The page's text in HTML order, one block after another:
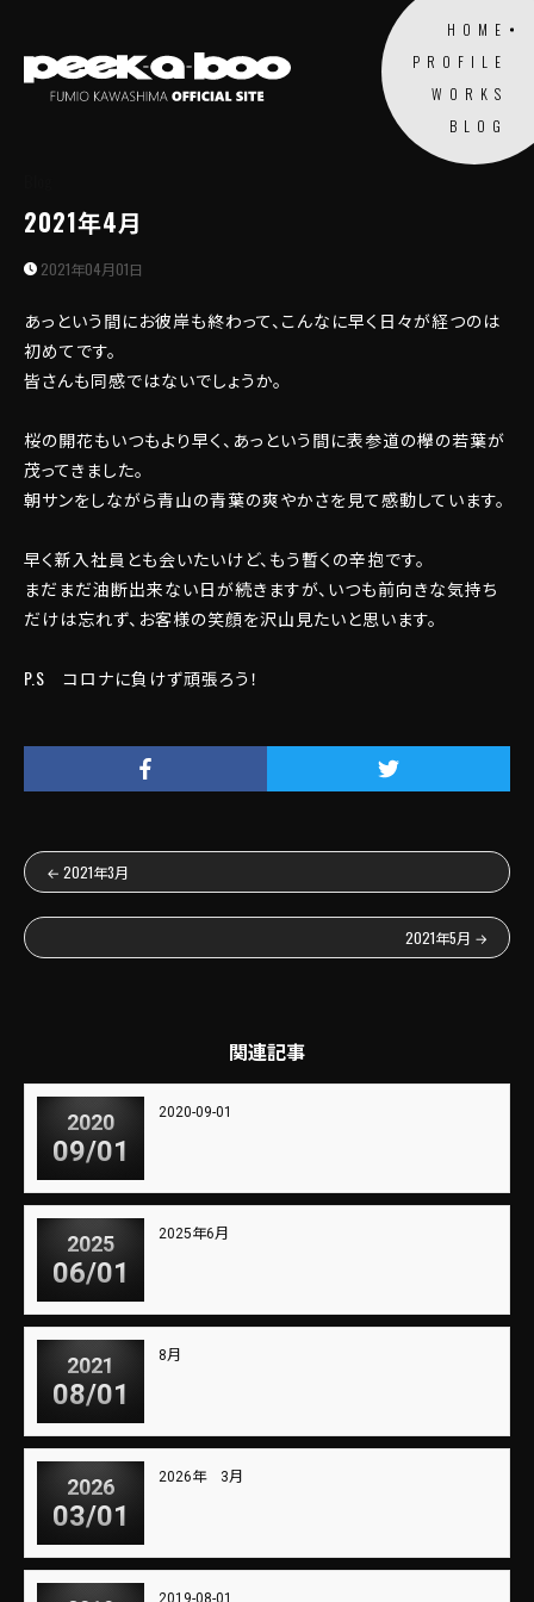
HOME
PROFILE
WORKS
BLOG
2021年4月
2021年04月01日
あっという間にお彼岸も終わって、こんなに早く日々が経つのは
初めてです。
皆さんも同感ではないでしょうか。
桜の開花もいつもより早く、あっという間に表参道の欅の若葉が
茂ってきました。
朝サンをしながら青山の青葉の爽やかさを見て感動しています。
早く新入社員とも会いたいけど、もう暫くの辛抱です。
まだまだ油断出来ない日が続きますが、いつも前向きな気持ち
だけは忘れず、お客様の笑顔を沢山見たいと思います。
P.S コロナに負けず頑張ろう！
← 2021年3月
2021年5月 →
関連記事
2020
09/01
2020-09-01
2025
06/01
2025年6月
2021
08/01
8月
2026
03/01
2026年 3月